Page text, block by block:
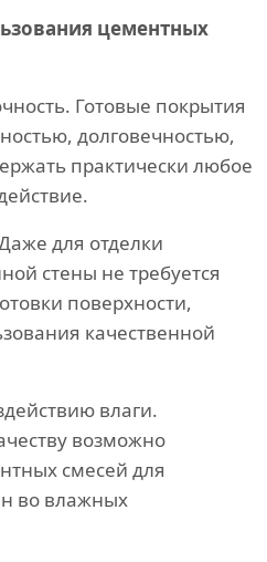
цементных
Готовые покрытия
долговечностью,
практически любое
для отделки
стены не требуется
поверхности,
качественной
влаги.
возможно
смесей для
во влажных